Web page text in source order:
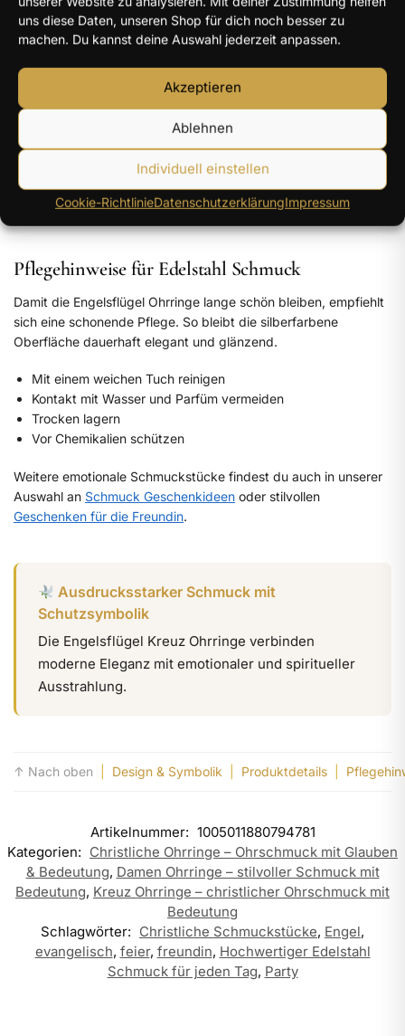
uns diese Daten, unseren Shop für dich noch besser zu
machen. Du kannst deine Auswahl jederzeit anpassen.
Akzeptieren
Ablehnen
Individuell einstellen
Cookie-RichtlinieDatenschutzerklärungImpressum
„Denn er befiehlt seinen Engeln, dich
zu behüten.“
Pflegehinweise für Edelstahl Schmuck
Damit die Engelsflügel Ohrringe lange schön bleiben, empfiehlt
sich eine schonende Pflege. So bleibt die silberfarbene
Oberfläche dauerhaft elegant und glänzend.
Mit einem weichen Tuch reinigen
Kontakt mit Wasser und Parfüm vermeiden
Trocken lagern
Vor Chemikalien schützen
Weitere emotionale Schmuckstücke findest du auch in unserer
Auswahl an Schmuck Geschenkideen oder stilvollen
Geschenken für die Freundin.
Ausdrucksstarker Schmuck mit
Schutzsymbolik
Die Engelsflügel Kreuz Ohrringe verbinden
moderne Eleganz mit emotionaler und spiritueller
Ausstrahlung.
↑ Nach oben Design & Symbolik Produktdetails
Artikelnummer: 1005011880794781
Kategorien: Christliche Ohrringe – Ohrschmuck mit Glauben
& Bedeutung, Damen Ohrringe – stilvoller Schmuck mit
Bedeutung, Kreuz Ohrringe – christlicher Ohrschmuck mit
Bedeutung
Schlagwörter: Christliche Schmuckstücke, Engel,
evangelisch, feier, freundin, Hochwertiger Edelstahl
Schmuck für jeden Tag, Party